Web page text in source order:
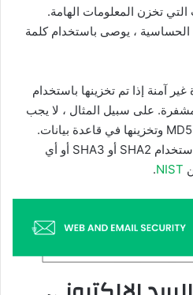
التي تخزن المعلومات الهامة.
، يوصى باستخدام كلمة
آمنة إذا تم تخزينها باستخدام
على سبيل المثال ، لا يجب
تجزئة كلمات المرور باستخدام MD5 وتخزينها في قاعدة بيانات.
يجب أن يتم تمليحها وتجزئتها باستخدام SHA2 أو SHA3 أو أي
NIST
.